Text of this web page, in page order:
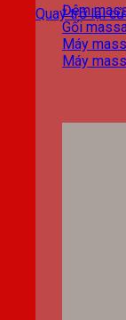
Quay trở lại
Đệm
Gối
Máy
Máy